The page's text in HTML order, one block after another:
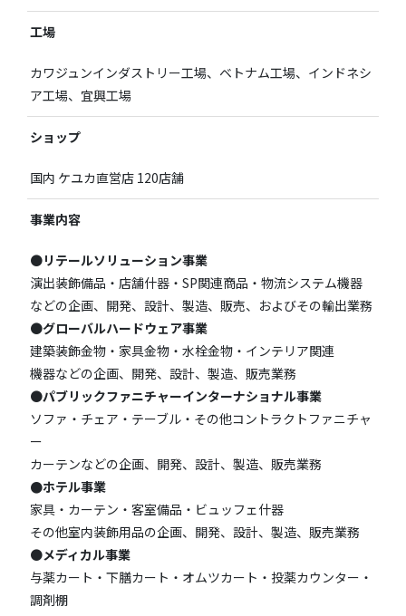
工場
カワジュンインダストリー工場、ベトナム工場、インドネシ
ア工場、宜興工場
ショップ
国内 ケユカ直営店 120店舗
事業内容
●リテールソリューション事業
演出装飾備品・店舗什器・SP関連商品・物流システム機器
などの企画、開発、設計、製造、販売、およびその輸出業務
●グローバルハードウェア事業
建築装飾金物・家具金物・水栓金物・インテリア関連
機器などの企画、開発、設計、製造、販売業務
●パブリックファニチャーインターナショナル事業
ソファ・チェア・テーブル・その他コントラクトファニチャ
ー
カーテンなどの企画、開発、設計、製造、販売業務
●ホテル事業
家具・カーテン・客室備品・ビュッフェ什器
その他室内装飾用品の企画、開発、設計、製造、販売業務
●メディカル事業
与薬カート・下膳カート・オムツカート・投薬カウンター・
調剤棚